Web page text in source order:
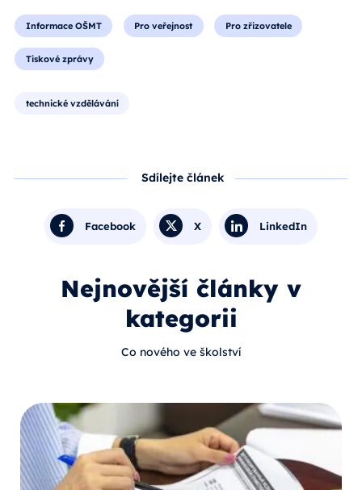
Informace OŠMT Pro veřejnost Pro zřizovatele
Tiskové zprávy
technické vzdělávání
Sdílejte článek
Facebook X LinkedIn
Nejnovější články v
kategorii
Co nového ve školství